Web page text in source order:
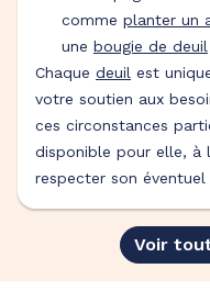
comme planter un
une bougie de deuil
Chaque deuil est
votre soutien aux
ces circonstances
disponible pour elle, à
respecter son éventuel
Voir